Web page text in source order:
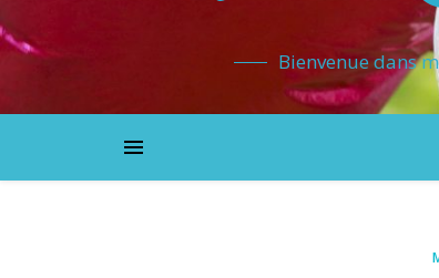
Bienvenue dans